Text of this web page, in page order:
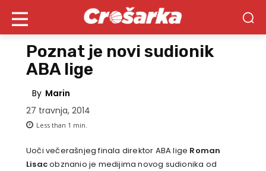
Poznat je novi sudionik
ABA lige
By Marin
27 travnja, 2014
Less than 1 min.
Uoči večerašnjeg finala direktor ABA lige Roman
Lisacobznanio je medijima novog sudionika od